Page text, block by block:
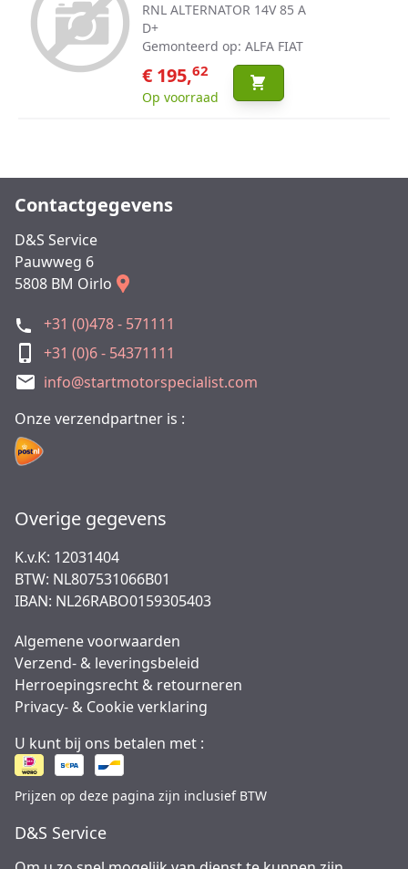
RNL ALTERNATOR 14V 85 A
D+
Gemonteerd op: ALFA FIAT
€ 195,62
Op voorraad
Contactgegevens
D&S Service
Pauwweg 6
5808 BM Oirlo
+31 (0)478 - 571111
+31 (0)6 - 54371111
info@startmotorspecialist.com
Onze verzendpartner is :
Overige gegevens
K.v.K: 12031404
BTW: NL807531066B01
IBAN: NL26RABO0159305403
Algemene voorwaarden
Verzend- & leveringsbeleid
Herroepingsrecht & retourneren
Privacy- & Cookie verklaring
U kunt bij ons betalen met :
Prijzen op deze pagina zijn inclusief BTW
D&S Service